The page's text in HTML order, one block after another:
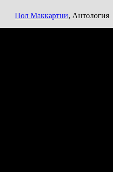
Пол Маккартни, Антология